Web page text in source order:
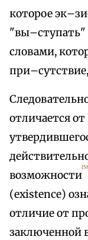
которое
"вы–ступать"
словами,
отличается
возможности
(existence)
отличие от
заключенной